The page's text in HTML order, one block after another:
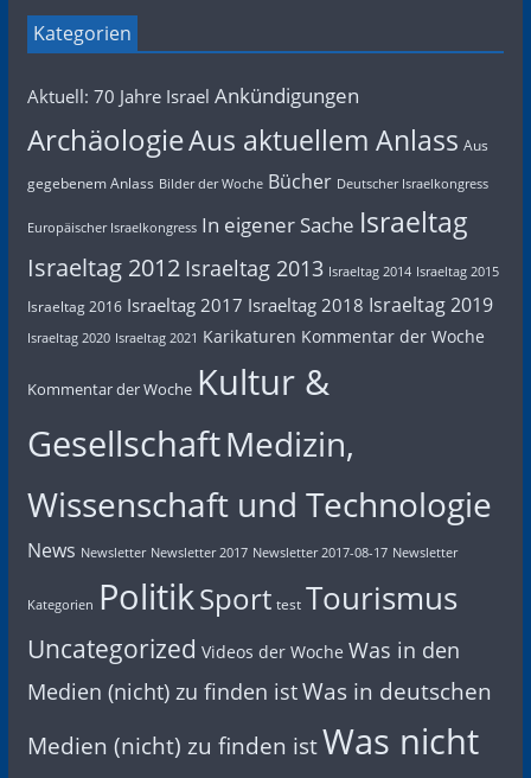
Kategorien
Aktuell: 70 Jahre Israel Ankündigungen
ArchäologieAus aktuellem Anlass Aus
gegebenem Anlass Bilder der Woche Bücher Deutscher Israelkongress
Europäischer Israelkongress In eigener Sache Israeltag
Israeltag 2012 Israeltag 2013 Israeltag 2014 Israeltag 2015
Israeltag 2016 Israeltag 2017 Israeltag 2018 Israeltag 2019
Israeltag 2020 Israeltag 2021 Karikaturen Kommentar der Woche
Kommentar der Woche Kultur &
GesellschaftMedizin,
Wissenschaft und Technologie
News Newsletter Newsletter 2017 Newsletter 2017-08-17 Newsletter
Kategorien PolitikSport test Tourismus
Uncategorized Videos der Woche Was in den
Medien (nicht) zu finden istWas in deutschen
Medien (nicht) zu finden istWas nicht